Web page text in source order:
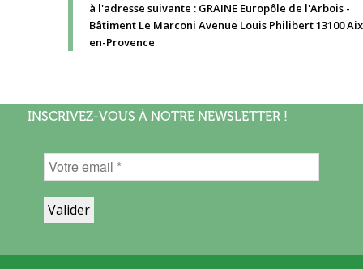
à l'adresse suivante : GRAINE Europôle de l'Arbois -
Bâtiment Le Marconi Avenue Louis Philibert 13100
en-Provence
INSCRIVEZ-VOUS À NOTRE NEWSLETTER !